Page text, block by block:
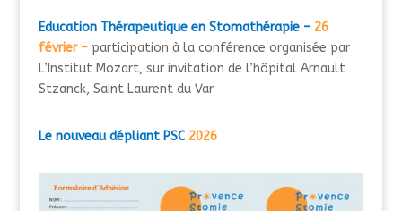
Education Thérapeutique en Stomathérapie – 26
février –participation à la conférence organisée par
L’Institut Mozart, sur invitation de l’hôpital Arnault
Stzanck, Saint Laurent du Var
Le nouveau dépliant PSC 2026